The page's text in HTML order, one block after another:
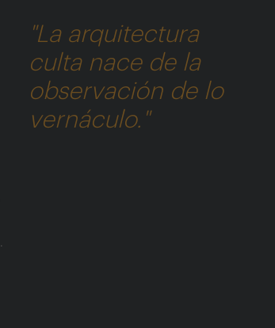
"La arquitectura
culta nace de la
observación de lo
vernáculo."